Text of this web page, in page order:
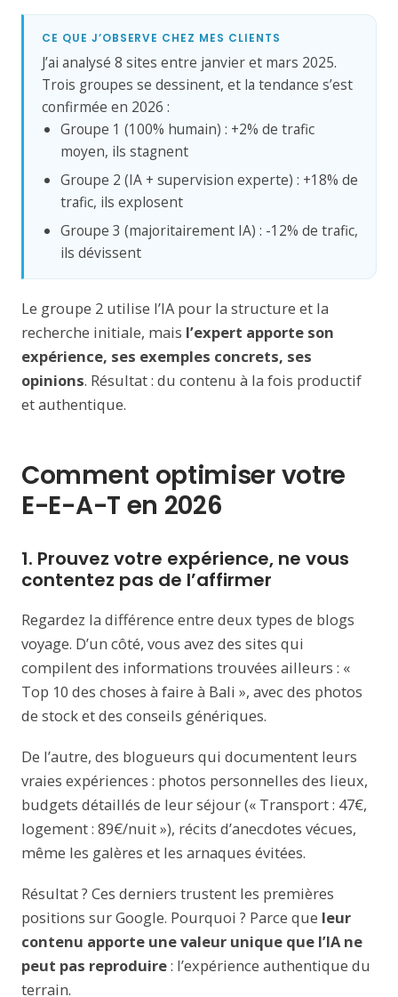
CE QUE J’OBSERVE CHEZ MES CLIENTS
J’ai analysé 8 sites entre janvier et mars 2025.
Trois groupes se dessinent, et la tendance s’est
confirmée en 2026 :
Groupe 1 (100% humain) : +2% de trafic
moyen, ils stagnent
Groupe 2 (IA + supervision experte) : +18% de
trafic, ils explosent
Groupe 3 (majoritairement IA) : -12% de trafic,
ils dévissent
Le groupe 2 utilise l’IA pour la structure et la
recherche initiale, mais l’expert apporte son
expérience, ses exemples concrets, ses
opinions. Résultat : du contenu à la fois productif
et authentique.
Comment optimiser votre
E-E-A-T en 2026
1. Prouvez votre expérience, ne vous
contentez pas de l’affirmer
Regardez la différence entre deux types de blogs
voyage. D’un côté, vous avez des sites qui
compilent des informations trouvées ailleurs : «
Top 10 des choses à faire à Bali », avec des photos
de stock et des conseils génériques.
De l’autre, des blogueurs qui documentent leurs
vraies expériences : photos personnelles des lieux,
budgets détaillés de leur séjour (« Transport : 47€,
logement : 89€/nuit »), récits d’anecdotes vécues,
même les galères et les arnaques évitées.
Résultat ? Ces derniers trustent les premières
positions sur Google. Pourquoi ? Parce que leur
contenu apporte une valeur unique que l’IA ne
peut pas reproduire: l’expérience authentique du
terrain.